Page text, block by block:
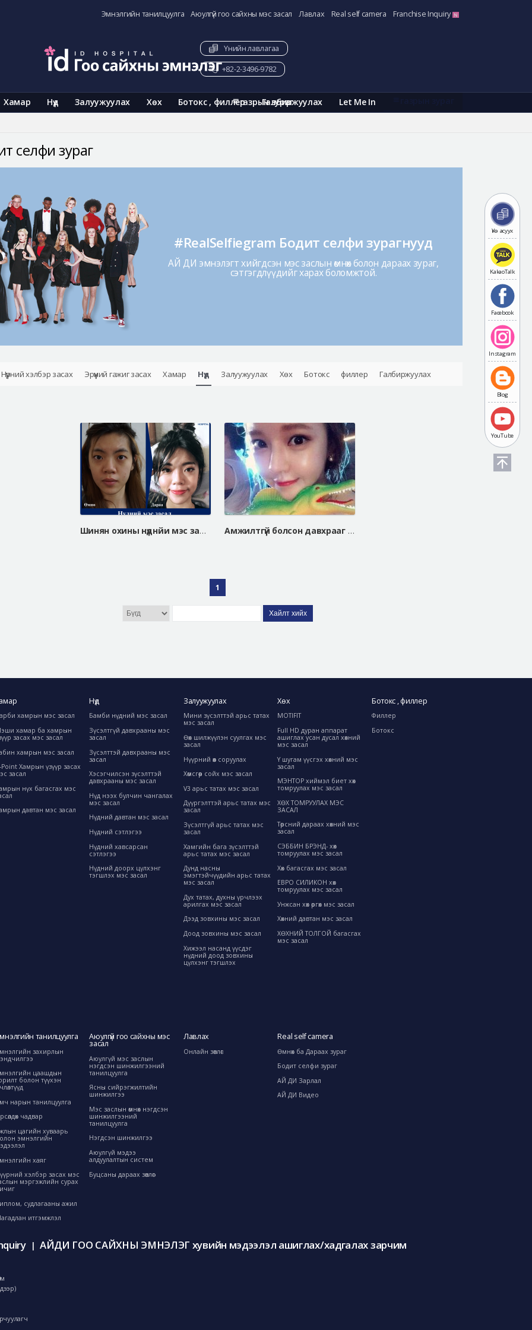
Эмнэлгийн танилцуулга Аюулгүй гоо сайхны мэс засал Лавлах Real self camera Franchise Inquiry
Хамар Нүд Залуужуулах Хөх Ботокс , филлер Галбиржуулах Let Me In
газрын зураг
Үнийн лавлагаа
+82-2-3496-9782
Үнэ асуух
KakaoTalk
Facebook
Instagram
Blog
YouTube
селфи зураг
#RealSelfiegram Бодит селфи зурагнууд
АЙ ДИ эмнэлэгт хийгдсэн мэс заслын өмнөх болон дараах зураг,
сэтгэгдлүүдийг харах боломжтой.
Нүүрний хэлбэр засах Эрүүний гажиг засах Хамар Нүд Залуужуулах Хөх Ботокс филлер Галбиржуулах
Шинян охины нүднйи мэс заслын өмнө ба дараа Амжилтгүй болсон давхрааг засах мэс засал
1
Хайлт хийх
хамрын мэс засал
хамар ба хамрын
засах мэс засал
хамрын мэс засал
Point Хамрын үзүүр засах
засал
нүх багасгах мэс
давтан мэс засал
Нүд
Бамби нүдний мэс засал
Зүсэлтгүй давхрааны мэс
засал
Зүсэлттэй давхрааны мэс
засал
Хэсэгчилсэн зүсэлттэй
давхрааны мэс засал
Нүд нээх булчин чангалах
мэс засал
Нүдний давтан мэс засал
Нүдний сэтлэгээ
Нүдний хавсарсан
сэтлэгээ
Нүдний доорх цүлхэнг
тэгшлэх мэс засал
Залуужуулах
Мини зүсэлттэй арьс татах
мэс засал
Өөх шилжүүлэн суулгах мэс
засал
Нүүрний өөх соруулах
Хөмсгөөр сойх мэс засал
V3 арьс татах мэс засал
Дүүргэлттэй арьс татах мэс
засал
Зүсэлтгүй арьс татах мэс
засал
Хамгийн бага зүсэлттэй
арьс татах мэс засал
Дунд насны
эмэгтэйчүүдийн арьс татах
мэс засал
Дух татах, духны үрчлээх
арилгах мэс засал
Дээд зовхины мэс засал
Доод зовхины мэс засал
Хижээл насанд үүсдэг
нүдний доод зовхины
цүлхэнг тэгшлэх
Хөх
MOTIFIT
Full HD дуран аппарат
ашиглах усан дусал хөхний
мэс засал
Y шугам үүсгэх хөхний мэс
засал
МЭНТОР хиймэл биет хөх
томруулах мэс засал
ХӨХ ТОМРУУЛАХ МЭС
ЗАСАЛ
Төрсний дараах хөхний мэс
засал
СЭББИН БРЭНД- хөх
томруулах мэс засал
Хөх багасгах мэс засал
ЕВРО СИЛИКОН хөх
томруулах мэс засал
Унжсан хөх өргөх мэс засал
Хөхний давтан мэс засал
ХӨХНИЙ ТОЛГОЙ багасгах
мэс засал
Ботокс , филлер
Филлер
Ботокс
танилцуулга
захирлын
цаашдын
болон түүхэн
нарын танилцуулга
чадвар
цагийн хуваарь
эмнэлгийн
хаяг
хэлбэр засах мэс
мэргэжлийн сурах
судлагааны ажил
итгэмжлэл
Аюулгүй гоо сайхны мэс
засал
Аюулгүй мэс заслын
нэгдсэн шинжилгээний
танилцуулга
Ясны сийрэгжилтийн
шинжилгээ
Мэс заслын өмнөх нэгдсэн
шинжилгээний
танилцуулга
Нэгдсэн шинжилгээ
Аюулгүй мэдээ
алдуулалтын систем
Буцсаны дараах зөвлөгөө
Лавлах
Онлайн зөвлөгөө
Real self camera
Өмнөх ба Дараах зураг
Бодит селфи зураг
АЙ ДИ Зарлал
АЙ ДИ Видео
| АЙДИ ГОО САЙХНЫ ЭМНЭЛЭГ хувийн мэдээлэл ашиглах/хадгалах зарчим